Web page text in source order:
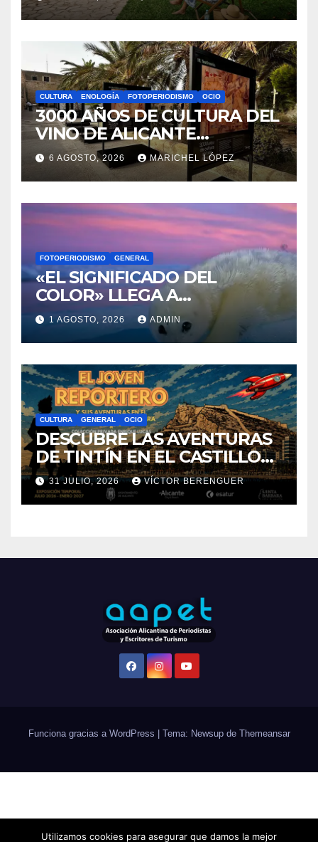
3000 AÑOS DE CULTURA DEL
VINO DE ALICANTE
RENACEN EN EL CASTILLO
DE SANTA BÁRBARA
6 AGOSTO, 2026 MARICHEL LÓPEZ
«EL SIGNIFICADO DEL
COLOR» LLEGA A
VILLAJOYOSA
1 AGOSTO, 2026 ADMIN
DESCUBRE LAS AVENTURAS
DE TINTÍN EN EL CASTILLO
DE SANTA BÁRBARA DE
ALICANTE
31 JULIO, 2026 VÍCTOR BERENGUER
Funciona gracias a WordPress|Tema: Newsup de
Utilizamos cookies para asegurar que damos la mejor